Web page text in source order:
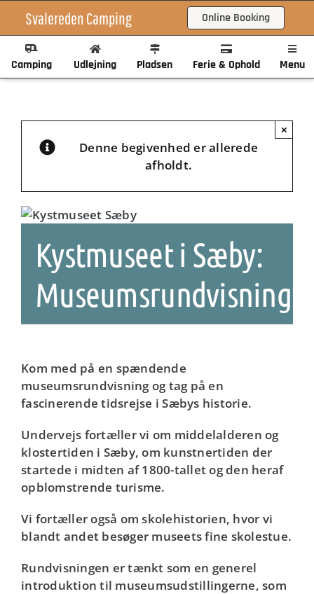
content
Camping Udlejning Pladsen Ferie & Ophold Menu
Online Booking
Svalereden Camping
Denne begivenhed er allerede
afholdt.
×
Kystmuseet i Sæby:
Museumsrundvisning
Kom med på en spændende
museumsrundvisning og tag på en
fascinerende tidsrejse i Sæbys historie.
Undervejs fortæller vi om middelalderen og
klostertiden i Sæby, om kunstnertiden der
startede i midten af 1800-tallet og den heraf
opblomstrende turisme.
Vi fortæller også om skolehistorien, hvor vi
blandt andet besøger museets fine skolestue.
Rundvisningen er tænkt som en generel
introduktion til museumsudstillingerne, som